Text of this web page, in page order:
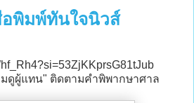
พิมพ์ทันใจนิวส์
มดูผู้แทน" ติดตามคำพิพากษาศาล